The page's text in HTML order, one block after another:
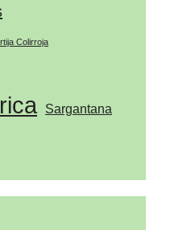
Colirroja
Sargantana